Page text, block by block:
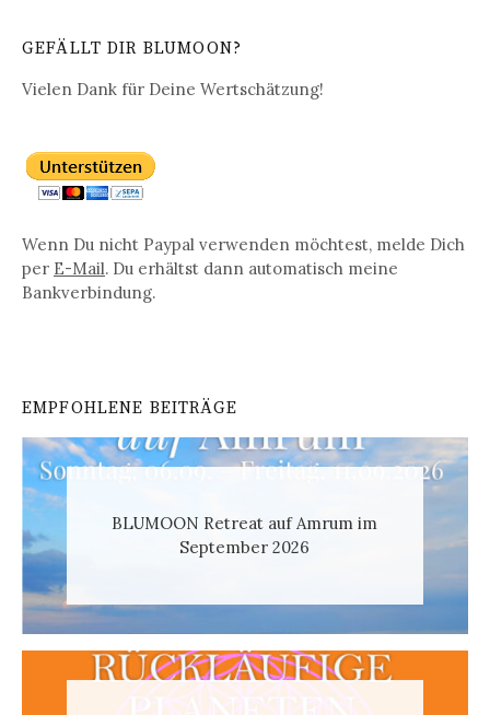
GEFÄLLT DIR BLUMOON?
Vielen Dank für Deine Wertschätzung!
Wenn Du nicht Paypal verwenden möchtest, melde Dich
per E-Mail. Du erhältst dann automatisch meine
Bankverbindung.
EMPFOHLENE BEITRÄGE
BLUMOON Retreat auf Amrum im
September 2026